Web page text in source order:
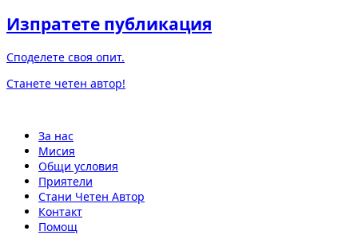
Изпратете публикация
Споделете своя опит.
Станете четен автор!
За нас
Мисия
Общи условия
Приятели
Стани Четен Автор
Контакт
Помощ